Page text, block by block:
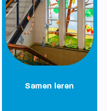
Samen leren